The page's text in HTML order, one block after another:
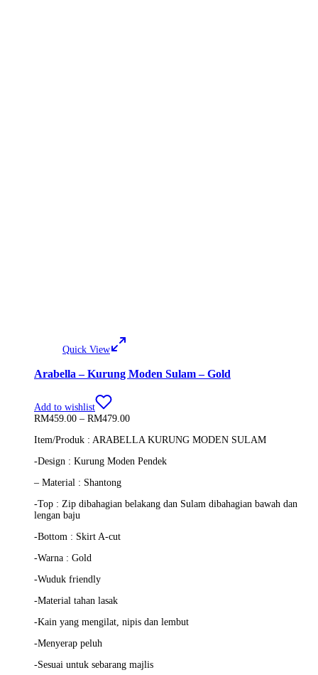
Quick View
Arabella – Kurung Moden Sulam – Gold
Add to wishlist
RM459.00 – RM479.00Price
RM459.00
RM479.00
Item/Produk : ARABELLA KURUNG MODEN SULAM
-Design : Kurung Moden Pendek
– Material : Shantong
-Top : Zip dibahagian belakang dan Sulam dibahagian bawah dan
lengan baju
-Bottom : Skirt A-cut
-Warna : Gold
-Wuduk friendly
-Material tahan lasak
-Kain yang mengilat, nipis dan lembut
-Menyerap peluh
-Sesuai untuk sebarang majlis